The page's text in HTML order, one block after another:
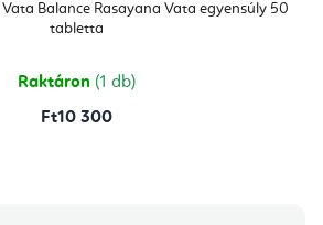
Balance Rasayana Vata egyensúly 50
tabletta
Raktáron (1 db)
Ft10 300